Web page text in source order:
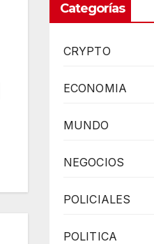
Categorías
CRYPTO
ECONOMIA
MUNDO
NEGOCIOS
POLICIALES
POLITICA